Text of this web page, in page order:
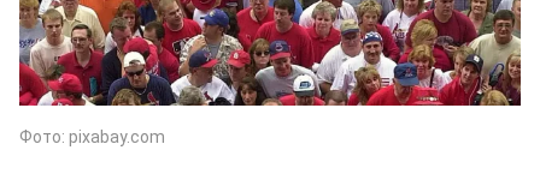
Фото: pixabay.com